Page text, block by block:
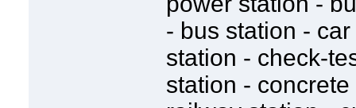
- bus station -
station - check-
station -